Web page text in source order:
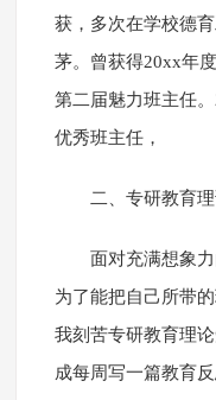
获，多次在学校德
茅。曾获得20xx年
第二届魅力班主任
优秀班主任，
二、专研教育
面对充满想象
为了能把自己所带
我刻苦专研教育理
成每周写一篇教育